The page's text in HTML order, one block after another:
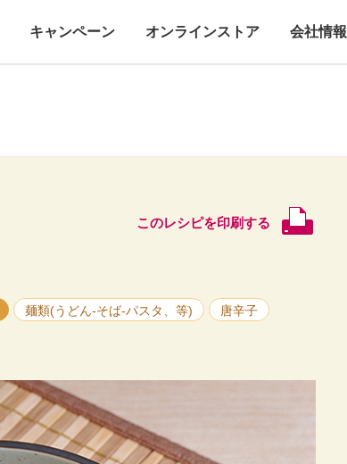
キャンペーン オンラインストア 会社情報
このレシピを印刷する
麺類(うどん-そば-パスタ、等) 唐辛子